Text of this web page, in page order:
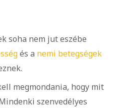
soha nem jut eszébe
és a nemi betegségek
megmondania, hogy mit
szenvedélyes